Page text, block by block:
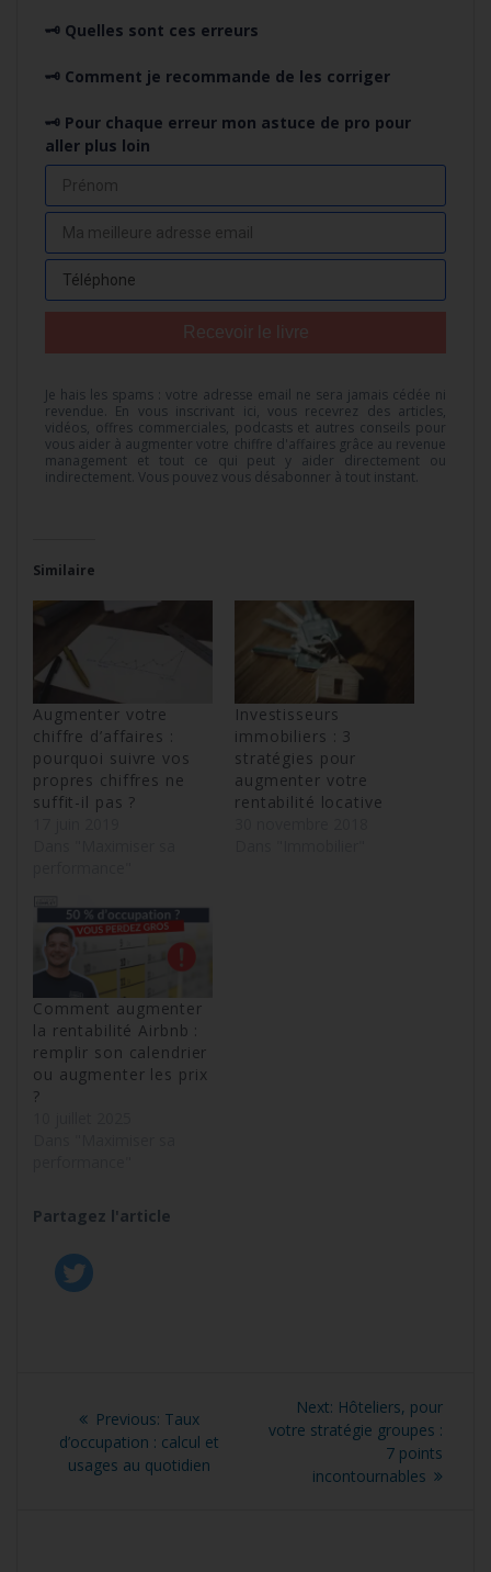
🗝️ Quelles sont ces erreurs
🗝️ Comment je recommande de les corriger
🗝️ Pour chaque erreur mon astuce de pro pour
aller plus loin
Recevoir le livre
Je hais les spams : votre adresse email ne sera jamais cédée ni
revendue. En vous inscrivant ici, vous recevrez des articles,
vidéos, offres commerciales, podcasts et autres conseils pour
vous aider à augmenter votre chiffre d'affaires grâce au revenue
management et tout ce qui peut y aider directement ou
indirectement. Vous pouvez vous désabonner à tout instant.
Similaire
Augmenter votre
chiffre d’affaires :
pourquoi suivre vos
propres chiffres ne
suffit-il pas ?
Investisseurs
immobiliers : 3
stratégies pour
augmenter votre
rentabilité locative
Comment augmenter
la rentabilité Airbnb :
remplir son calendrier
ou augmenter les prix
?
Partagez l'article
l’article
Previous: Previous
post:
Taux
d’occupation : calcul et
usages au quotidien
Next: Next
post:
Hôteliers, pour
votre stratégie groupes :
7 points
incontournables